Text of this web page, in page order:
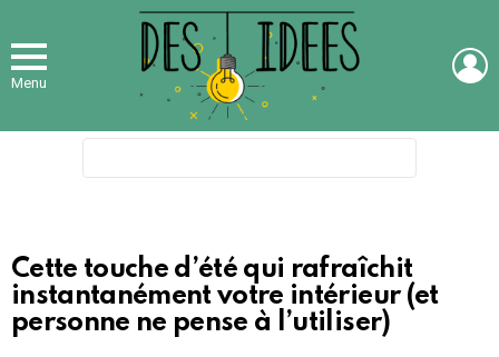
Menu
Cette touche d’été qui rafraîchit
instantanément votre intérieur (et
personne ne pense à l’utiliser)